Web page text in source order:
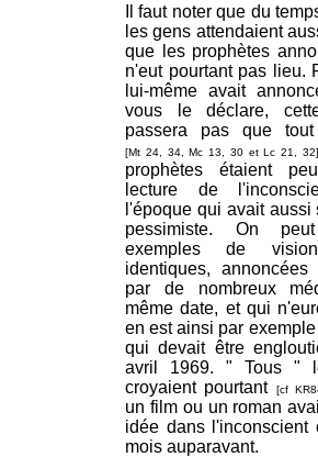
Il faut noter que du
les gens attendaient
que les prophètes
n'eut pourtant pas lieu.
lui-même avait
vous le déclare,
passera pas que
[Mt 24, 34, Mc 13, 30 et Lc 21, 32]
prophètes étaient
lecture de
l'époque qui avait aussi
pessimiste. On
exemples de
identiques, annoncées
par de nombreux
même date, et qui
en est ainsi par
qui devait être
avril 1969. " Tous "
croyaient pourtant
[cf
un film ou un roman
idée dans l'inconscient
mois auparavant.